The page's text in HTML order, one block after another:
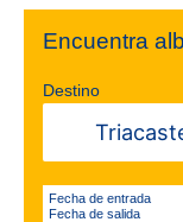
Encuentra
Destino
Fecha de entrada
Fecha de salida